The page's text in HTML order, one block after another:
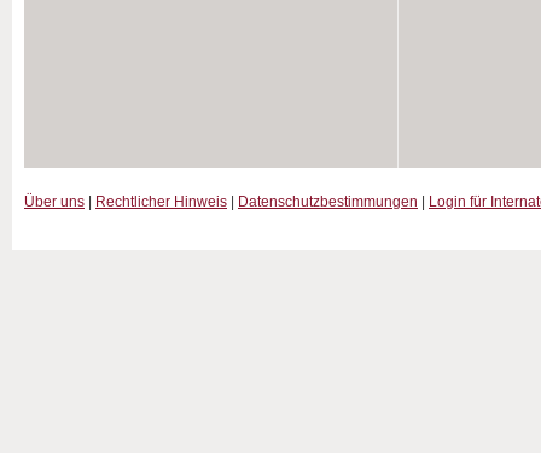
Über uns Rechtlicher Hinweis Datenschutzbestimmungen Login für